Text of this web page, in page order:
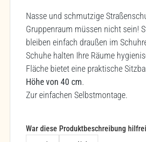
Nasse und schmutzige
Gruppenraum müssen nicht sein!
bleiben einfach draußen im
Schuhe halten Ihre Räume
Fläche bietet eine praktische
Höhe von 40 cm.
Zur einfachen Selbstmontage.
War diese Produktbeschreibung